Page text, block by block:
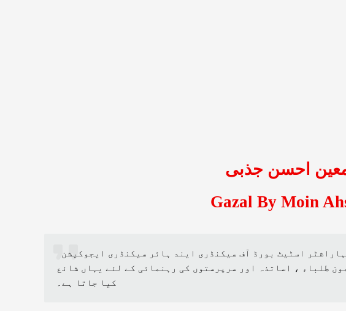
احسن جذبی
Gazal By Moin
اسٹیٹ بورڈ آف سیکنڈری ایند ہائر سیکنڈری ایجوکیشن
طلباء ، اساتذہ اور سرپرستوں کی رہنمائی کے لئے یہاں شائع
کیا جاتا ہے۔